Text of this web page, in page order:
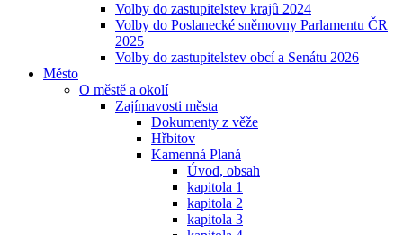
Volby do zastupitelstev krajů 2024
Volby do Poslanecké sněmovny Parlamentu ČR
2025
Volby do zastupitelstev obcí a Senátu 2026
Město
O městě a okolí
Zajímavosti města
Dokumenty z věže
Hřbitov
Kamenná Planá
Úvod, obsah
kapitola 1
kapitola 2
kapitola 3